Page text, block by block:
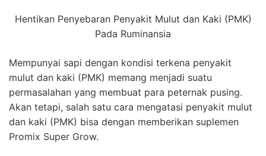
Hentikan Penyebaran Penyakit Mulut dan Kaki (PMK)
Pada Ruminansia
Mempunyai sapi dengan kondisi terkena penyakit
mulut dan kaki (PMK) memang menjadi suatu
permasalahan yang membuat para peternak pusing.
Akan tetapi, salah satu cara mengatasi penyakit mulut
dan kaki (PMK) bisa dengan memberikan suplemen
Promix Super Grow.